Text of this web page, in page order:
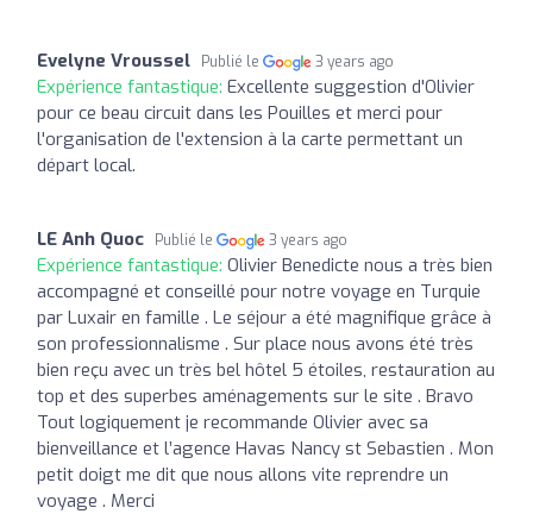
Evelyne Vroussel Publié le 3 years ago
Expérience fantastique: Excellente suggestion d'Olivier
pour ce beau circuit dans les Pouilles et merci pour
l'organisation de l'extension à la carte permettant un
départ local.
LE Anh Quoc Publié le 3 years ago
Expérience fantastique: Olivier Benedicte nous a très bien
accompagné et conseillé pour notre voyage en Turquie
par Luxair en famille . Le séjour a été magnifique grâce à
son professionnalisme . Sur place nous avons été très
bien reçu avec un très bel hôtel 5 étoiles, restauration au
top et des superbes aménagements sur le site . Bravo
Tout logiquement je recommande Olivier avec sa
bienveillance et l’agence Havas Nancy st Sebastien . Mon
petit doigt me dit que nous allons vite reprendre un
voyage . Merci